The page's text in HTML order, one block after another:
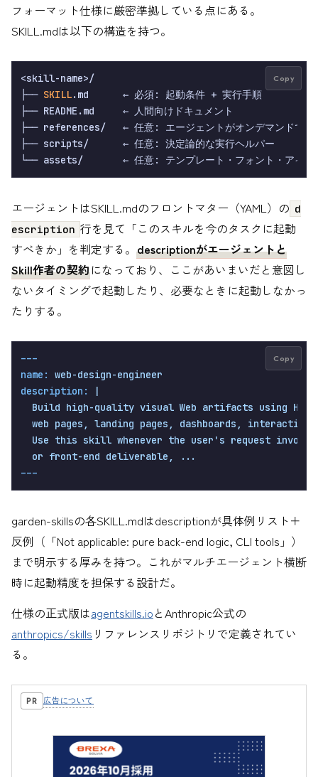
フォーマット仕様に厳密準拠している点にある。
SKILL.mdは以下の構造を持つ。
<skill-name>/
├── SKILL.md      ← 必須: 起動条件 + 実行手順
├── README.md     ← 人間向けドキュメント
├── references/   ← 任意: エージェントがオンデマンドで読
├── scripts/      ← 任意: 決定論的な実行ヘルパー
Copy
エージェントはSKILL.mdのフロントマター（YAML）の d
escription 行を見て「このスキルを今のタスクに起動
すべきか」を判定する。 descriptionがエージェントと
Skill作者の契約になっており、ここがあいまいだと意図し
ないタイミングで起動したり、必要なときに起動しなかっ
たりする。
---
name:
web-design-engineer
description:
|
Build high-quality visual Web artifacts using
web pages, landing pages, dashboards, interactive
Use this skill whenever the user's request
Copy
garden-skillsの各SKILL.mdはdescriptionが具体例リスト＋
反例（「Not applicable: pure back-end logic, CLI tools」）
まで明示する厚みを持つ。これがマルチエージェント横断
時に起動精度を担保する設計だ。
仕様の正式版はagentskills.ioとAnthropic公式の
anthropics/skills リファレンスリポジトリで定義されてい
る。
PR 広告について